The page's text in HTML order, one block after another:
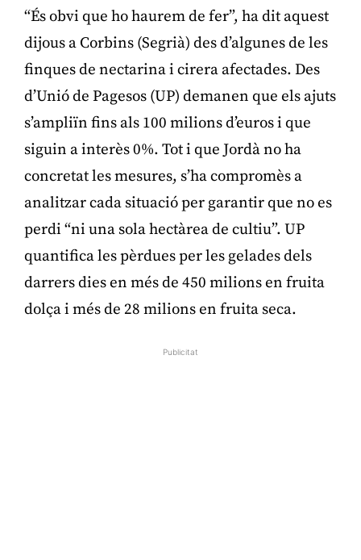
“És obvi que ho haurem de fer”, ha dit aquest
dijous a Corbins (Segrià) des d’algunes de les
finques de nectarina i cirera afectades. Des
d’Unió de Pagesos (UP) demanen que els ajuts
s’ampliïn fins als 100 milions d’euros i que
siguin a interès 0%. Tot i que Jordà no ha
concretat les mesures, s’ha compromès a
analitzar cada situació per garantir que no es
perdi “ni una sola hectàrea de cultiu”. UP
quantifica les pèrdues per les gelades dels
darrers dies en més de 450 milions en fruita
dolça i més de 28 milions en fruita seca.
Publicitat